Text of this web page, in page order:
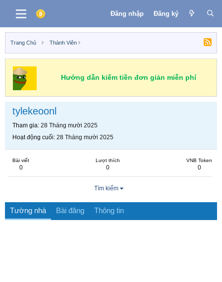
Đăng nhập Đăng ký
Trang Chủ Thành Viên
Hướng dẫn kiếm tiền đơn giản miễn phí
tylekeoonl
Tham gia 28 Tháng mười 2025
Hoạt động cuối 28 Tháng mười 2025
Bài viết
0
Lượt thích
0
VNB Token
0
Tìm kiếm
Tường nhà Bài đăng Thông tin